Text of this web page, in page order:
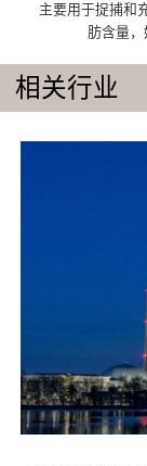
主要用于捉捕和
肪含量，
相关行业